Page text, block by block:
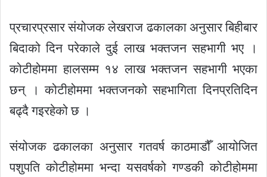
प्रचारप्रसार संयोजक लेखराज ढकालका अनुसार बिहीबार
बिदाको दिन परेकाले दुई लाख भक्तजन सहभागी भए ।
कोटीहोममा हालसम्म १४ लाख भक्तजन सहभागी भएका
छन् । कोटीहोममा भक्तजनको सहभागिता दिनप्रतिदिन
बढ्दै गइरहेको छ ।
संयोजक ढकालका अनुसार गतवर्ष काठमाडौँ आयोजित
पशुपति कोटीहोममा भन्दा यसवर्षको गण्डकी कोटीहोममा